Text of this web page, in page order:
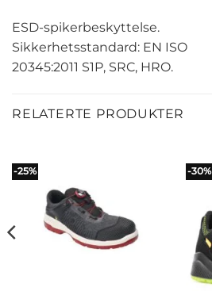
ESD-spikerbeskyttelse.
Sikkerhetsstandard: EN ISO
20345:2011 S1P, SRC, HRO.
RELATERTE PRODUKTER
-25% -30%